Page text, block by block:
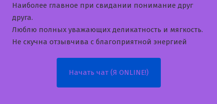
Наиболее главное при свидании понимание друг
друга.
Люблю полных уважающих деликатность и мягкость.
Не скучна отзывчива с благоприятной энергией
Начать чат (Я ONLINE!)